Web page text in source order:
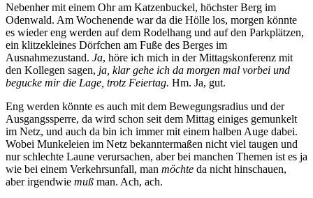
Nebenher mit einem Ohr am Katzenbuckel, höchster Berg im
Odenwald. Am Wochenende war da die Hölle los, morgen könnte
es wieder eng werden auf dem Rodelhang und auf den Parkplätzen,
ein klitzekleines Dörfchen am Fuße des Berges im
Ausnahmezustand. Ja, höre ich mich in der Mittagskonferenz mit
den Kollegen sagen, ja, klar gehe ich da morgen mal vorbei und
begucke mir die Lage, trotz Feiertag. Hm. Ja, gut.
Eng werden könnte es auch mit dem Bewegungsradius und der
Ausgangssperre, da wird schon seit dem Mittag einiges gemunkelt
im Netz, und auch da bin ich immer mit einem halben Auge dabei.
Wobei Munkeleien im Netz bekanntermaßen nicht viel taugen und
nur schlechte Laune verursachen, aber bei manchen Themen ist es ja
wie bei einem Verkehrsunfall, man möchte da nicht hinschauen,
aber irgendwie muß man. Ach, ach.